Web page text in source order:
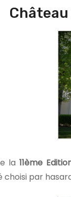
Château
la 11ème
choisi par